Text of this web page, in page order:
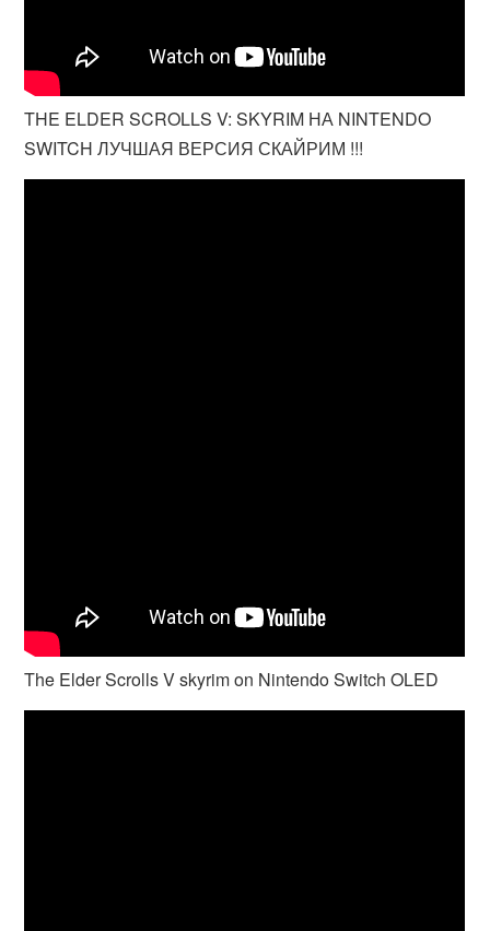
THE ELDER SCROLLS V: SKYRIM НА NINTENDO
SWITCH ЛУЧШАЯ ВЕРСИЯ СКАЙРИМ !!!
The Elder Scrolls V skyrim on Nintendo Switch OLED